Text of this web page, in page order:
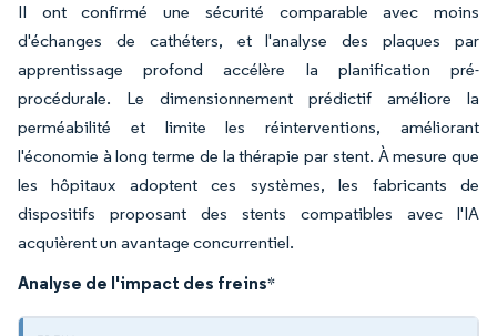
II ont confirmé une sécurité comparable avec moins
d'échanges de cathéters, et l'analyse des plaques par
apprentissage profond accélère la planification pré-
procédurale. Le dimensionnement prédictif améliore la
perméabilité et limite les réinterventions, améliorant
l'économie à long terme de la thérapie par stent. À mesure que
les hôpitaux adoptent ces systèmes, les fabricants de
dispositifs proposant des stents compatibles avec l'IA
acquièrent un avantage concurrentiel.
Analyse de l'impact des freins*